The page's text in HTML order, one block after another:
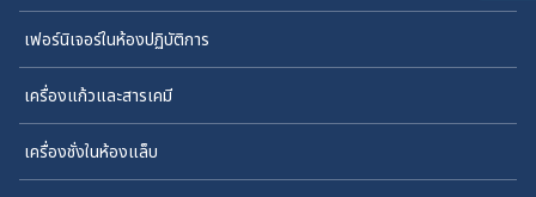
เฟอร์นิเจอร์ในห้องปฏิบัติการ
เครื่องแก้วและสารเคมี
เครื่องชั่งในห้องแล็บ